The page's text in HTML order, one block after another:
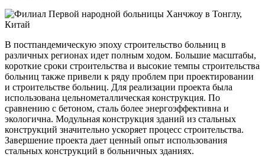
В постпандемическую эпоху строительство больниц в
различных регионах идет полным ходом. Большие масштабы,
короткие сроки строительства и высокие темпы строительства
больниц также привели к ряду проблем при проектировании
и строительстве больниц. Для реализации проекта была
использована цельнометаллическая конструкция. По
сравнению с бетоном, сталь более энергоэффективна и
экологична. Модульная конструкция зданий из стальных
конструкций значительно ускоряет процесс строительства.
Завершение проекта дает ценный опыт использования
стальных конструкций в больничных зданиях.